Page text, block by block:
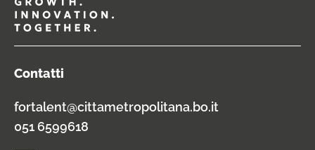
Contatti
fortalent@cittametropolitana.bo.it
051 6599618